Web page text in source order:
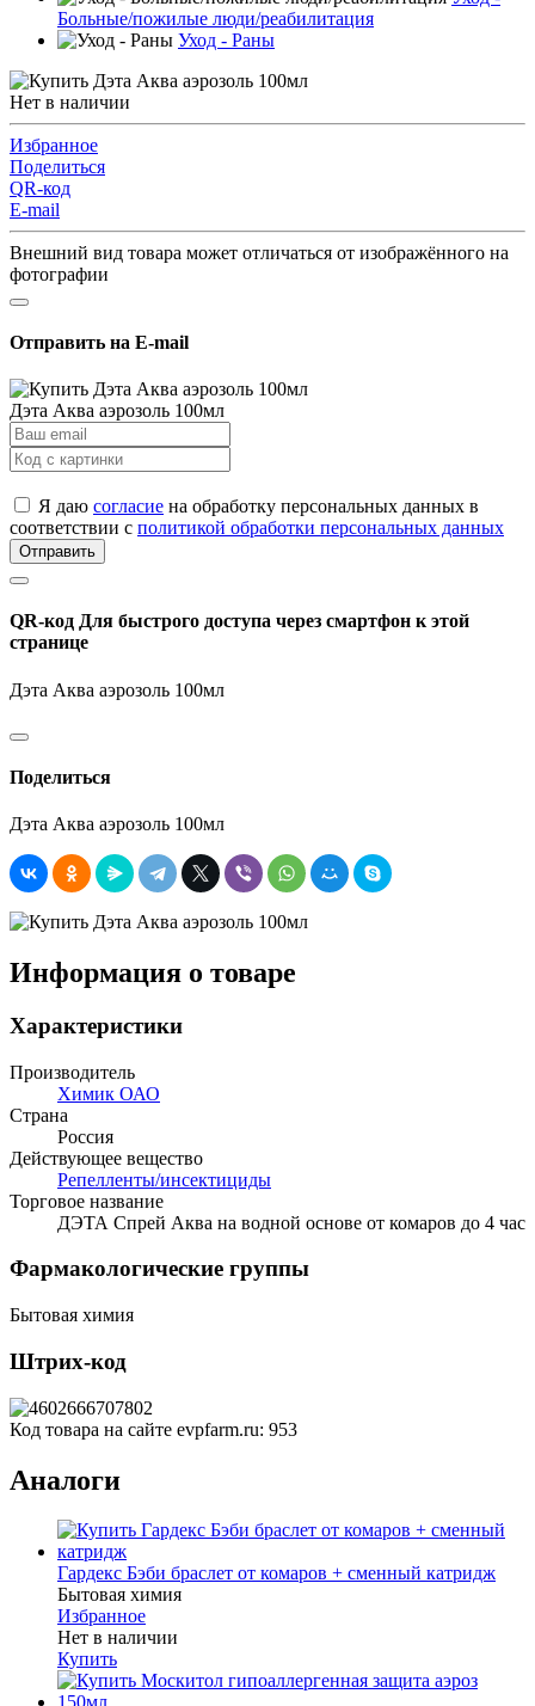
Больные/пожилые люди/реабилитация
Уход - Раны
Нет в наличии
Избранное
Поделиться
QR-код
E-mail
Внешний вид товара может отличаться от изображённого на
фотографии
Отправить на E-mail
Дэта Аква аэрозоль 100мл
Я даю согласие на обработку персональных данных в
соответствии с политикой обработки персональных данных
Отправить
QR-код Для быстрого доступа через смартфон к этой
странице
Дэта Аква аэрозоль 100мл
Поделиться
Дэта Аква аэрозоль 100мл
Информация о товаре
Характеристики
Производитель
Химик ОАО
Страна
Россия
Действующее вещество
Репелленты/инсектициды
Торговое название
ДЭТА Спрей Аква на водной основе от комаров до 4 час
Фармакологические группы
Бытовая химия
Штрих-код
Код товара на сайте evpfarm.ru: 953
Аналоги
Гардекс Бэби браслет от комаров + сменный катридж
Бытовая химия
Избранное
Нет в наличии
Купить